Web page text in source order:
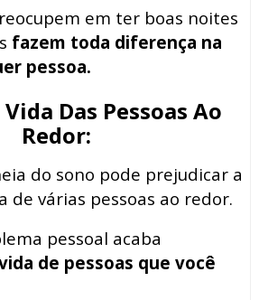
em ter boas noites
fazem toda diferença na
pessoa.
Das Pessoas Ao
Redor:
do sono pode prejudicar a
de várias pessoas ao redor.
pessoal acaba
de pessoas que você